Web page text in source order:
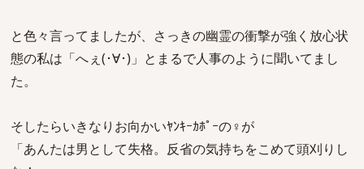
と色々言ってましたが、さっきの幽霊の衝撃が強く放心状
態の私は「へぇ(･∀･)」とまるで人事のように聞いてまし
た。
そしたらいきなりお向かいﾔﾝｷｰｶﾎﾟｰの♀が
「あんたは男として失格。反省の気持ちをこめて頭刈りし